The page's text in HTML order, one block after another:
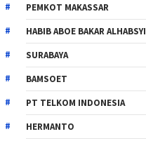
PEMKOT MAKASSAR
HABIB ABOE BAKAR ALHABSYI
SURABAYA
BAMSOET
PT TELKOM INDONESIA
HERMANTO